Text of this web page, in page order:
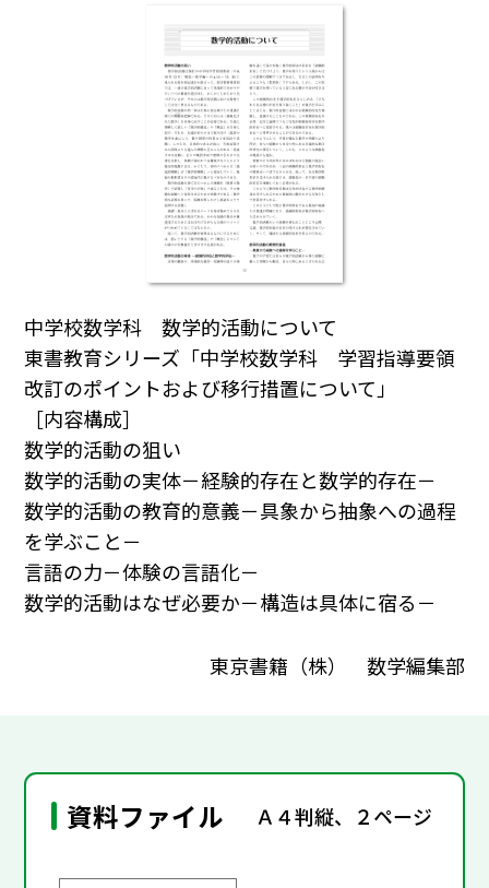
中学校数学科 数学的活動について
東書教育シリーズ「中学校数学科 学習指導要領
改訂のポイントおよび移行措置について」
［内容構成］
数学的活動の狙い
数学的活動の実体－経験的存在と数学的存在－
数学的活動の教育的意義－具象から抽象への過程
を学ぶこと－
言語の力－体験の言語化－
数学的活動はなぜ必要か－構造は具体に宿る－
東京書籍（株） 数学編集部
資料ファイル Ａ４判縦、２ページ